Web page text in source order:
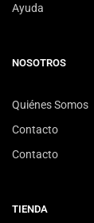
Ayuda
NOSOTROS
Quiénes Somos
Contacto
Contacto
TIENDA